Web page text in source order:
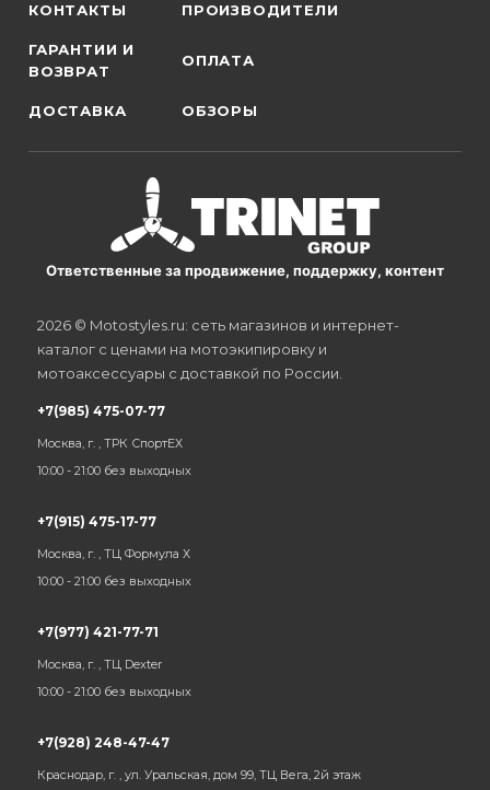
КОНТАКТЫ ПРОИЗВОДИТЕЛИ
ГАРАНТИИ И
ВОЗВРАТ
ОПЛАТА
ДОСТАВКА ОБЗОРЫ
Ответственные за продвижение, поддержку, контент
2026 © Motostyles.ru: сеть магазинов и интернет-
каталог с ценами на мотоэкипировку и
мотоаксессуары с доставкой по России.
+7(985) 475-07-77
Москва, г. , ТРК СпортЕХ
10:00 - 21:00 без выходных
+7(915) 475-17-77
Москва, г. , ТЦ Формула Х
10:00 - 21:00 без выходных
+7(977) 421-77-71
Москва, г. , ТЦ Dexter
10:00 - 21:00 без выходных
+7(928) 248-47-47
Краснодар, г. , ул. Уральская, дом 99, ТЦ Вега, 2й этаж